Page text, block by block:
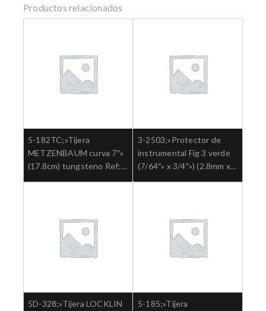
Productos relacionados
5-182TC;»Tijera
METZENBAUM curva 7″»
(17.8cm) tungsteno Ref:
3-2503;»Protector de
instrumental Fig 3 verde
(7/64″» x 3/4″») (2.8mm x
5D-328;»Tijera LOCKLIN
5-185;»Tijera